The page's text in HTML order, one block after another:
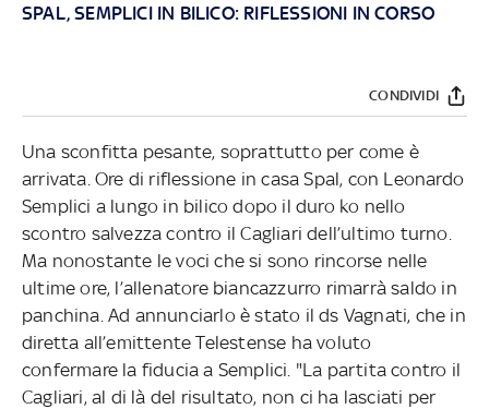
SPAL, SEMPLICI IN BILICO: RIFLESSIONI IN CORSO
CONDIVIDI
Una sconfitta pesante, soprattutto per come è
arrivata. Ore di riflessione in casa Spal, con Leonardo
Semplici a lungo in bilico dopo il duro ko nello
scontro salvezza contro il Cagliari dell’ultimo turno.
Ma nonostante le voci che si sono rincorse nelle
ultime ore, l’allenatore biancazzurro rimarrà saldo in
panchina. Ad annunciarlo è stato il ds Vagnati, che in
diretta all’emittente Telestense ha voluto
confermare la fiducia a Semplici. "La partita contro il
Cagliari, al di là del risultato, non ci ha lasciati per